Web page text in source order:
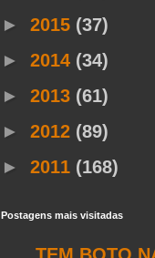
► 2015 (37)
► 2014 (34)
► 2013 (61)
► 2012 (89)
► 2011 (168)
Postagens mais visitadas